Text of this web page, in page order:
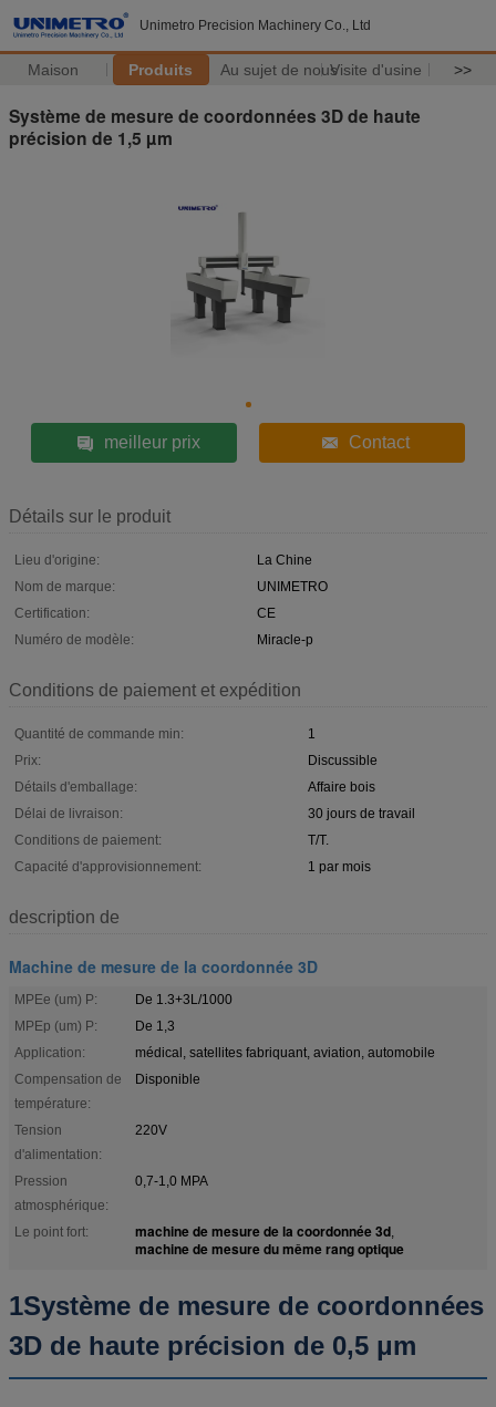
Unimetro Precision Machinery Co., Ltd
Maison Produits Au sujet de nousVisite d'usine >>
Système de mesure de coordonnées 3D de haute
précision de 1,5 µm
meilleur prix Contact
Détails sur le produit
Lieu d'origine:
La Chine
Nom de marque:
UNIMETRO
Certification:
CE
Numéro de modèle:
Miracle-p
Conditions de paiement et expédition
Quantité de commande min:
1
Prix:
Discussible
Détails d'emballage:
Affaire bois
Délai de livraison:
30 jours de travail
Conditions de paiement:
T/T.
Capacité d'approvisionnement:
1 par mois
description de
Machine de mesure de la coordonnée 3D
MPEe (um) P:
De 1.3+3L/1000
MPEp (um) P:
De 1,3
Application:
médical, satellites fabriquant, aviation, automobile
Compensation de
température:
Disponible
Tension
d'alimentation:
220V
Pression
atmosphérique:
0,7-1,0 MPA
Le point fort: machine de mesure de la coordonnée 3d,
machine de mesure du même rang optique
1Système de mesure de coordonnées
3D de haute précision de 0,5 μm